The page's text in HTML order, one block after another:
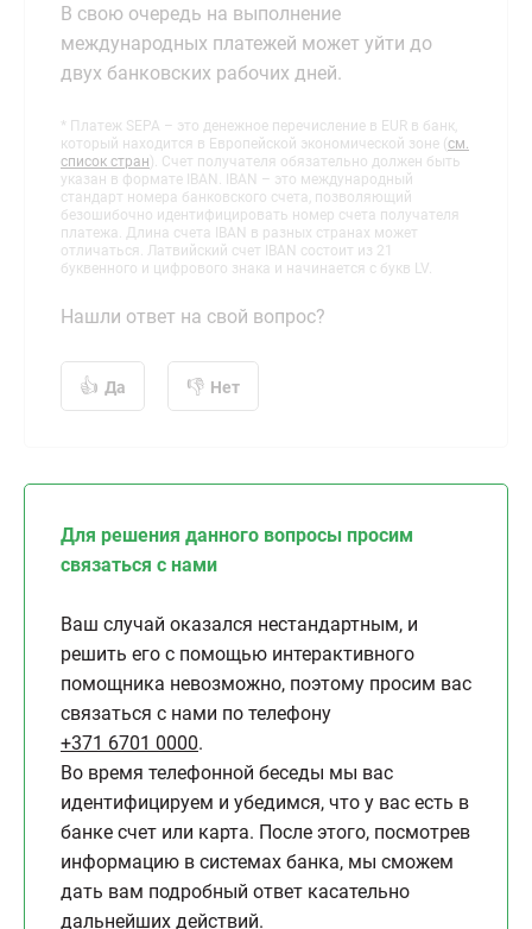
В свою очередь на выполнение
международных платежей может уйти до
двух банковских рабочих дней.
* Платеж SEPA – это денежное перечисление в EUR в банк,
который находится в Европейской экономической зоне (см.
список стран). Счет получателя обязательно должен быть
указан в формате IBAN. IBAN – это международный
стандарт номера банковского счета, позволяющий
безошибочно идентифицировать номер счета получателя
платежа. Длина счета IBAN в разных странах может
отличаться. Латвийский счет IBAN состоит из 21
буквенного и цифрового знака и начинается с букв LV.
Нашли ответ на свой вопрос?
Да Нет
Для решения данного вопросы просим
связаться с нами
Ваш случай оказался нестандартным, и
решить его с помощью интерактивного
помощника невозможно, поэтому просим вас
связаться с нами по телефону
+371 6701 0000.
Во время телефонной беседы мы вас
идентифицируем и убедимся, что у вас есть в
банке счет или карта. После этого, посмотрев
информацию в системах банка, мы сможем
дать вам подробный ответ касательно
дальнейших действий.